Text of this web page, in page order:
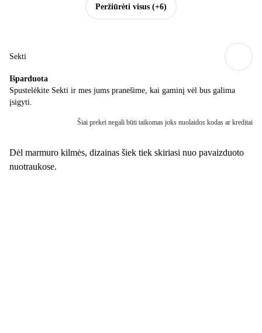
Peržiūrėti visus (+6)
Sekti
Išparduota
Spustelėkite Sekti ir mes jums pranešime, kai gaminį vėl bus galima
įsigyti.
Šiai prekei negali būti taikomas joks nuolaidos kodas ar kreditai
Dėl marmuro kilmės, dizainas šiek tiek skiriasi nuo pavaizduoto
nuotraukose.